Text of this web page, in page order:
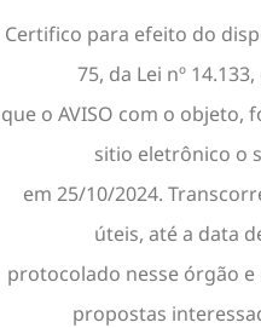
Certifico para efeito do
75, da Lei nº
que o AVISO com o objeto,
sitio eletrônico o
em 25/10/2024.
úteis, até a data
protocolado nesse órgão
propostas